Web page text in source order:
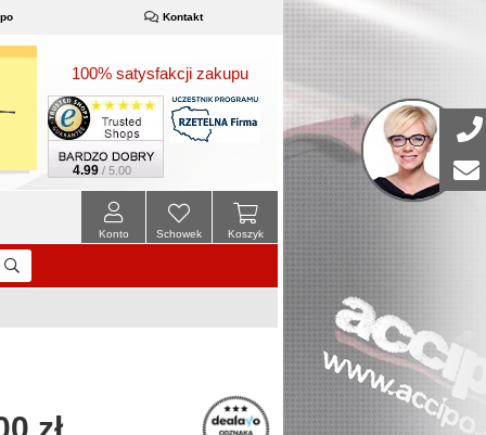
Kontakt
100% satysfakcji zakupu
4.99 / 5.00
Koszyk
Schowek
Konto
zł